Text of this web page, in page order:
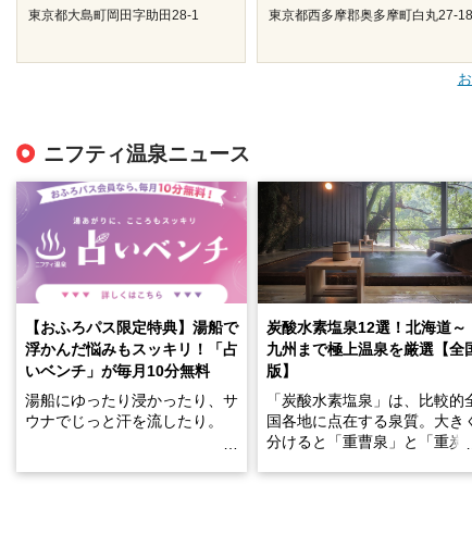
東京都大島町岡田字助田28-1 東京都西多摩郡奥多摩町白丸27-18
ニフティ温泉ニュース
【おふろパス限定特典】湯船で
浮かんだ悩みもスッキリ！「占
いベンチ」が毎月10分無料
湯船にゆったり浸かったり、サ
ウナでじっと汗を流したり。
炭酸水素塩泉12選！北海道～
九州まで極上温泉を厳選【全
版】
「炭酸水素塩泉」は、比較的
国各地に点在する泉質。大き
分けると「重曹泉」と「重炭酸